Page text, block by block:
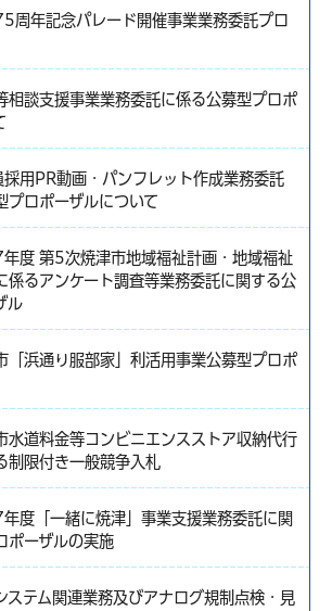
周年記念パレード開催事業業務委託プロ
相談支援事業業務委託に係る公募型プロポ
用PR動画・パンフレット作成業務委託
プロポーザルについて
年度 第5次焼津市地域福祉計画・地域福祉
係るアンケート調査等業務委託に関する公
ル
「浜通り服部家」利活用事業公募型プロポ
水道料金等コンビニエンスストア収納代行
制限付き一般競争入札
年度「一緒に焼津」事業支援業務委託に関
ポーザルの実施
ステム関連業務及びアナログ規制点検・見